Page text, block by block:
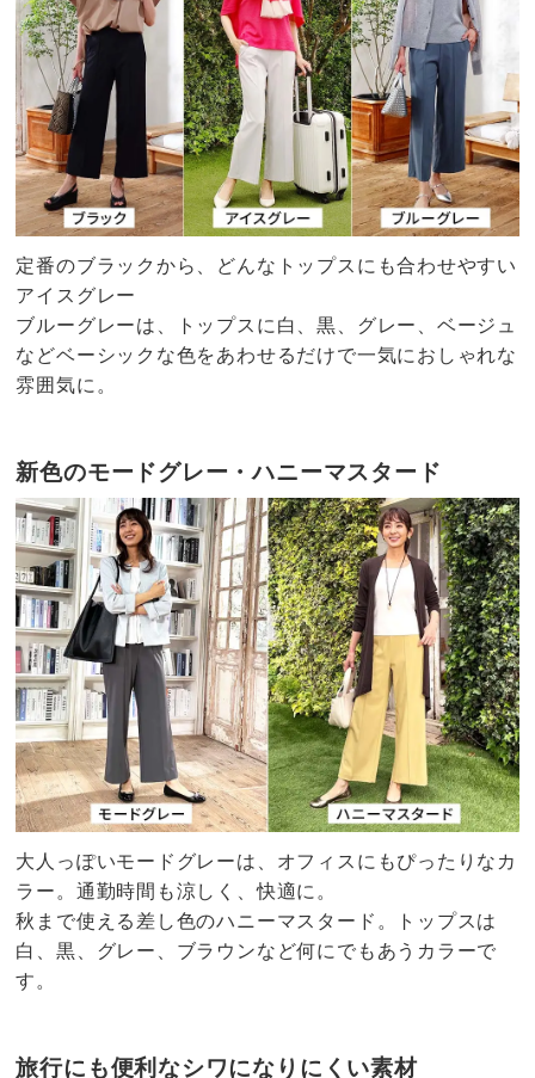
定番のブラックから、どんなトップスにも合わせやすい
アイスグレー
ブルーグレーは、トップスに白、黒、グレー、ベージュ
などベーシックな色をあわせるだけで一気におしゃれな
雰囲気に。
新色のモードグレー・ハニーマスタード
大人っぽいモードグレーは、オフィスにもぴったりなカ
ラー。通勤時間も涼しく、快適に。
秋まで使える差し色のハニーマスタード。トップスは
白、黒、グレー、ブラウンなど何にでもあうカラーで
す。
旅行にも便利なシワになりにくい素材